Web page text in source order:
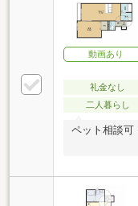
動画あり
礼金なし
二人暮らし
ペット相談可